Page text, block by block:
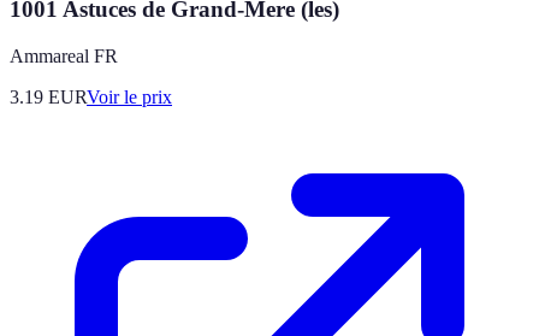
1001 Astuces de Grand-Mere (les)
Ammareal FR
3.19 EURVoir le prix